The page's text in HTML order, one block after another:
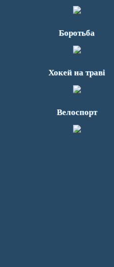
Боротьба
Хокей на траві
Велоспорт